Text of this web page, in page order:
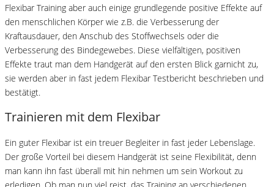
Flexibar Training aber auch einige grundlegende positive Effekte auf
den menschlichen Körper wie z.B. die Verbesserung der
Kraftausdauer, den Anschub des Stoffwechsels oder die
Verbesserung des Bindegewebes. Diese vielfältigen, positiven
Effekte traut man dem Handgerät auf den ersten Blick garnicht zu,
sie werden aber in fast jedem Flexibar Testbericht beschrieben und
bestätigt.
Trainieren mit dem Flexibar
Ein guter Flexibar ist ein treuer Begleiter in fast jeder Lebenslage.
Der große Vorteil bei diesem Handgerät ist seine Flexibilität, denn
man kann ihn fast überall mit hin nehmen um sein Workout zu